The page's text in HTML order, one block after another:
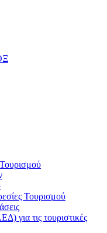
Τουρισμού
για τις τουριστικές